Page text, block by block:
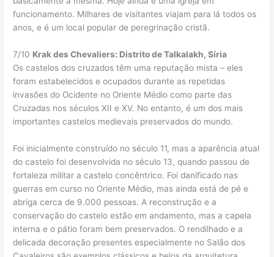
funcionamento. Milhares de visitantes viajam para lá todos os
anos, e é um local popular de peregrinação cristã.
7/10 Krak des Chevaliers: Distrito de Talkalakh, Síria
Os castelos dos cruzados têm uma reputação mista – eles
foram estabelecidos e ocupados durante as repetidas
invasões do Ocidente no Oriente Médio como parte das
Cruzadas nos séculos XII e XV. No entanto, é um dos mais
importantes castelos medievais preservados do mundo.
Foi inicialmente construído no século 11, mas a aparência atual
do castelo foi desenvolvida no século 13, quando passou de
fortaleza militar a castelo concêntrico. Foi danificado nas
guerras em curso no Oriente Médio, mas ainda está de pé e
abriga cerca de 9.000 pessoas. A reconstrução e a
conservação do castelo estão em andamento, mas a capela
interna e o pátio foram bem preservados. O rendilhado e a
delicada decoração presentes especialmente no Salão dos